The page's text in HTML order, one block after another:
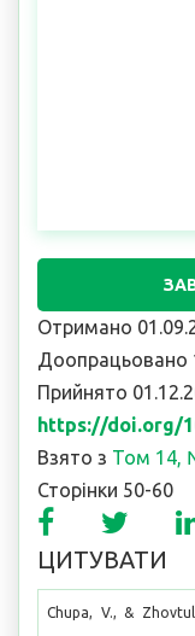
Отримано
Доопрацьовано
Прийнято
https://doi.org/
Взято з Том 14,
Сторінки 50-60
ЦИТУВАТИ
Chupa, V., &